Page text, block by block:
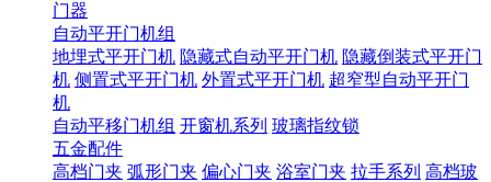
门器
自动平开门机组
地埋式平开门机 隐藏式自动平开门机 隐藏倒装式平开门
机 侧置式平开门机 外置式平开门机 超窄型自动平开门
机
自动平移门机组 开窗机系列 玻璃指纹锁
五金配件
高档门夹 弧形门夹 偏心门夹 浴室门夹 拉手系列 高档玻